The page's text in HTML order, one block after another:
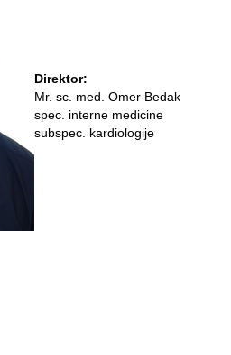
Direktor:
Mr. sc. med. Omer Bedak
spec. interne medicine
subspec. kardiologije